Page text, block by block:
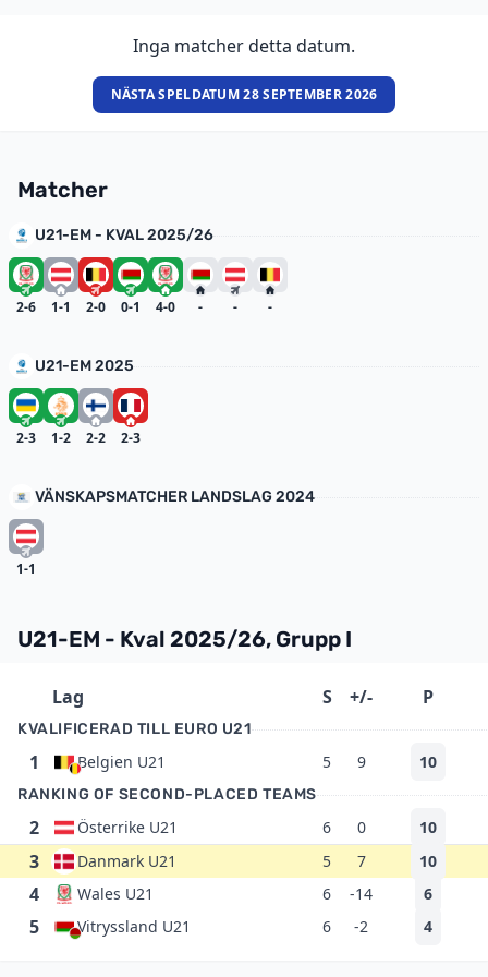
Inga matcher detta datum.
NÄSTA SPELDATUM 28 SEPTEMBER 2026
Matcher
U21-EM - KVAL 2025/26
2-6 1-1 2-0 0-1 4-0 - - -
U21-EM 2025
2-3 1-2 2-2 2-3
VÄNSKAPSMATCHER LANDSLAG 2024
1-1
U21-EM - Kval 2025/26, Grupp I
Lag S +/- P
KVALIFICERAD TILL EURO U21
1 Belgien U21 5 9 10
RANKING OF SECOND-PLACED TEAMS
2 Österrike U21 6 0 10
3 Danmark U21 5 7 10
4 Wales U21 6 -14 6
5 Vitryssland U21 6 -2 4